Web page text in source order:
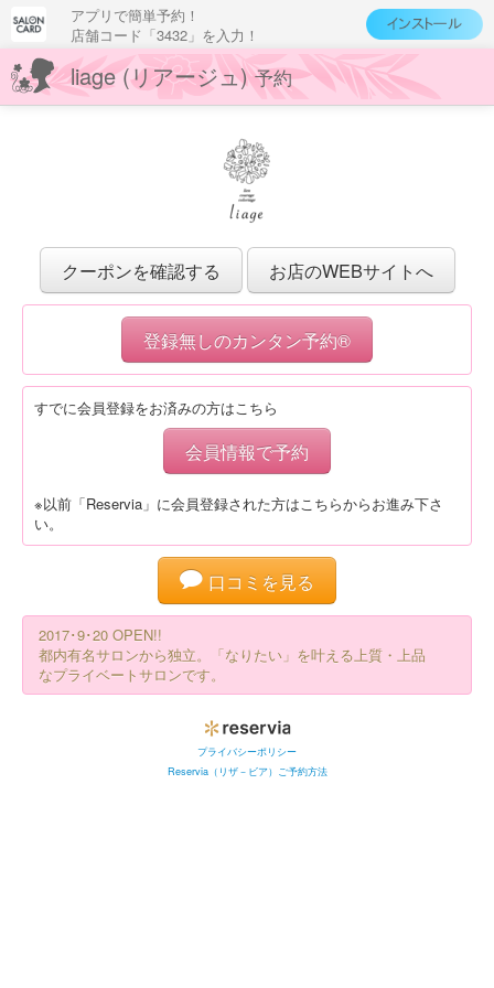
アプリで簡単予約！
店舗コード「3432」を入力！
liage (リアージュ)予約
クーポンを確認する お店のWEBサイトへ
登録無しのカンタン予約®
すでに会員登録をお済みの方はこちら
会員情報で予約
※以前「Reservia」に会員登録された方はこちらからお進み下さ
い。
口コミを見る
2017･9･20 OPEN!!
都内有名サロンから独立。「なりたい」を叶える上質・上品
なプライベートサロンです。
プライバシーポリシー
Reservia（リザ－ビア）ご予約方法